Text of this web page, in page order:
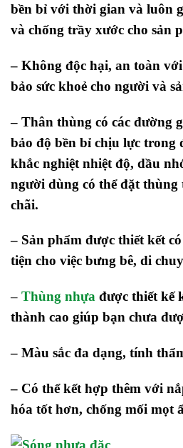
bền bỉ với thời gian và luôn
và chống trầy xước cho sản
– Không độc hại, an toàn
bảo sức khoẻ cho người và
– Thân thùng có các đường
bảo độ bền bỉ chịu lực trong
khắc nghiệt nhiệt độ, dầu
người dùng có thể đặt thùng
chãi.
– Sản phẩm được thiết kết
tiện cho việc bưng bê, di
– Thùng nhựa được thiết kế
thành cao giúp bạn chưa
– Màu sắc đa dạng, tính
– Có thể kết hợp thêm với
hóa tốt hơn, chống mối mọt